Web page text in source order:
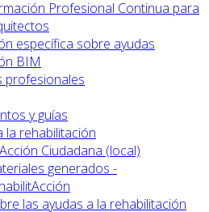
Profesional Continua para
específica sobre ayudas
BIM
profesionales
y guías
la rehabilitación
Ciudadana (local)
generados -
las ayudas a la rehabilitación